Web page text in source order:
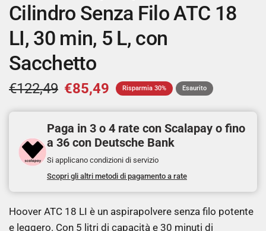
Cilindro Senza Filo ATC 18
LI, 30 min, 5 L, con
Sacchetto
€122,49 €85,49 Risparmia 30% Esaurito
Paga in 3 o 4 rate con Scalapay o fino
a 36 con Deutsche Bank
Si applicano condizioni di servizio
Scopri gli altri metodi di pagamento a rate
Hoover ATC 18 LI è un aspirapolvere senza filo potente
e leggero. Con 5 litri di capacità e 30 minuti di